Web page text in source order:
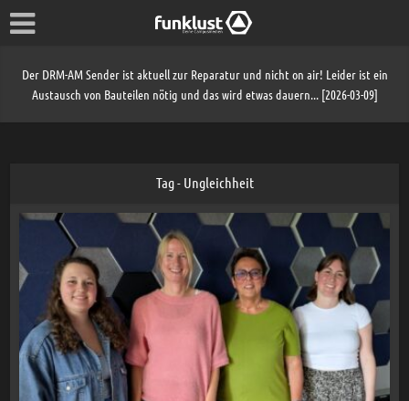
Der DRM-AM Sender ist aktuell zur Reparatur und nicht on air! Leider ist ein
Austausch von Bauteilen nötig und das wird etwas dauern... [2026-03-09]
Tag - Ungleichheit